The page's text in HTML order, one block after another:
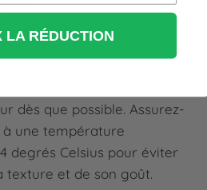
pour conserver le
dès que possible. Assurez-
une température
degrés Celsius pour éviter
texture et de son goût.
LA RÉDUCTION